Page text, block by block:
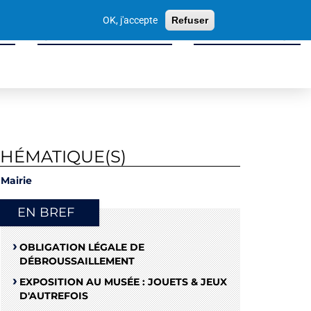
OK, j'accepte Refuser
Sport, Culture & Loisirs Tissu Économique
Mairie
EN BREF
OBLIGATION LÉGALE DE
DÉBROUSSAILLEMENT
EXPOSITION AU MUSÉE : JOUETS & JEUX
D'AUTREFOIS